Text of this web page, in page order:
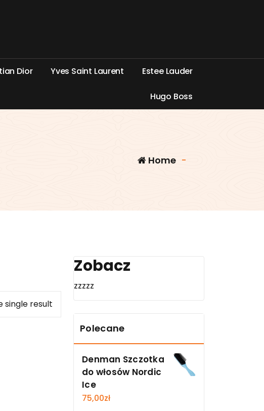
tian Dior Yves Saint Laurent Estee Lauder
Hugo Boss
Home -
single result
Zobacz
zzzzz
Polecane
Denman Szczotka
do włosów Nordic
Ice
75,00zł